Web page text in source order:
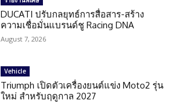
DUCATI ปรับกลยุทธ์การสื่อสาร-สร้าง
ความเชื่อมั่นแบรนด์ชู Racing DNA
August 7, 2026
Vehicle
Triumph เปิดตัวเครื่องยนต์แข่ง Moto2 รุ่น
ใหม่ สำหรับฤดูกาล 2027